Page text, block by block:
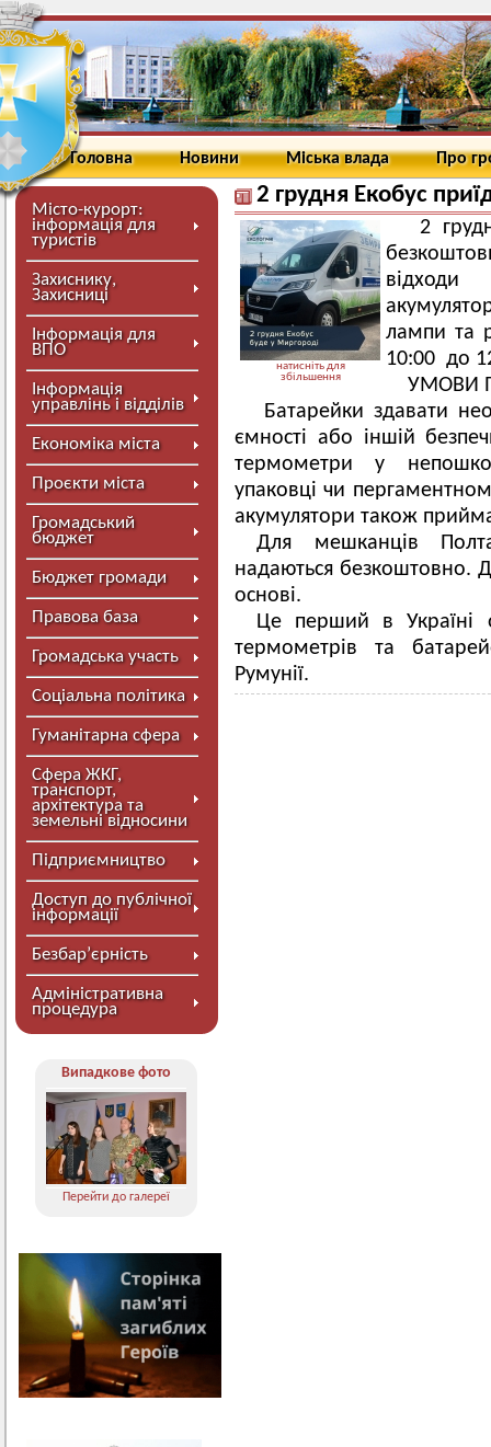
Головна Новини Міська влада Про
Місто-курорт:
інформація для
туристів
Захиснику,
Захисниці
Інформація для
ВПО
Інформація
управлінь і відділів
Економіка міста
Проєкти міста
Громадський
бюджет
Бюджет громади
Правова база
Громадська участь
Соціальна політика
Гуманітарна сфера
Сфера ЖКГ,
транспорт,
архітектура та
земельні відносини
Підприємництво
Доступ до публічної
інформації
Безбар’єрність
Адміністративна
процедура
Випадкове фото
Перейти до галереї
2 грудня Екобус
натисніть для
збільшення
2
лампи та
10:00 до
УМОВИ
Батарейки здавати
ємності або іншій
термометри у
упаковці чи
акумулятори також
Для мешканців
надаються безкоштовно.
основі.
Це перший в Україні
термометрів та
Румунії.